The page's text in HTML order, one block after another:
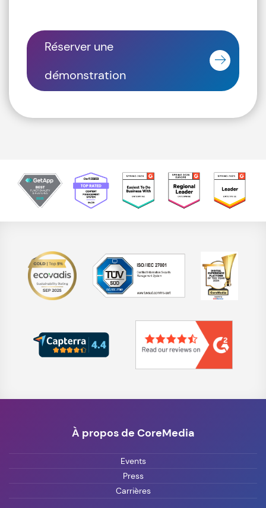
Réserver une
démonstration
À propos de CoreMedia
Events
Press
Carrières